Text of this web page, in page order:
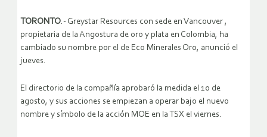
TORONTO.- Greystar Resources con sede en Vancouver ,
propietaria de la Angostura de oro y plata en Colombia, ha
cambiado su nombre por el de Eco Minerales Oro, anunció el
jueves.
El directorio de la compañía aprobaró la medida el 10 de
agosto, y sus acciones se empiezan a operar bajo el nuevo
nombre y símbolo de la acción MOE en la TSX el viernes.